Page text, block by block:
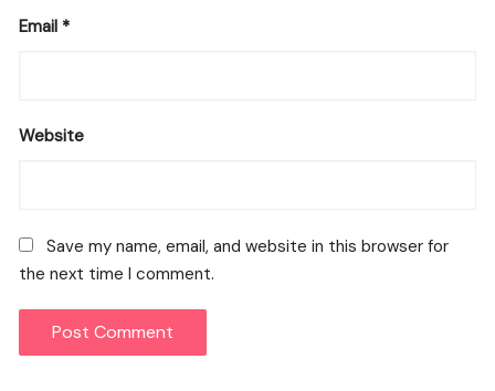
Email *
Website
Save my name, email, and website in this browser for
the next time I comment.